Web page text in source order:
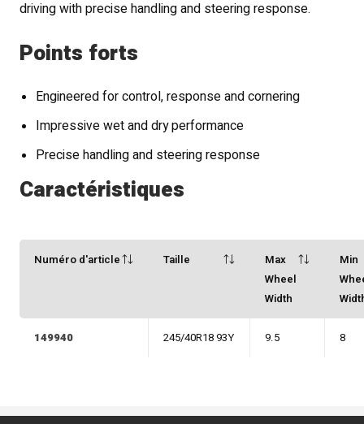
driving with precise handling and steering response.
Points forts
Engineered for control, response and cornering
Impressive wet and dry performance
Precise handling and steering response
Caractéristiques
Numéro d'article Taille
Max
Wheel
Width
Min
149940 245/40R18 93Y 9.5 8